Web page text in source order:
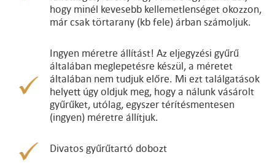
hogy minél kevesebb kellemetlenséget okozzon,
már csak törtarany (kb fele) árban számoljuk.
Ingyen méretre állítást! Az eljegyzési gyűrű
általában meglepetésre készül, a méretet
általában nem tudjuk előre. Mi ezt találgatások
helyett úgy oldjuk meg, hogy a nálunk vásárolt
gyűrűket, utólag, egyszer térítésmentesen
(ingyen) méretre állítjuk.
Divatos gyűrűtartó dobozt